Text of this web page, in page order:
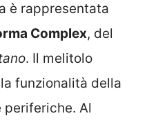
è rappresentata
Complex, del
. Il melitolo
funzionalità della
periferiche. Al